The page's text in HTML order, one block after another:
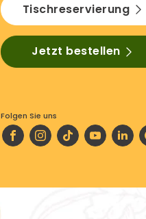
Tischreservierung
Jetzt bestellen
Folgen Sie uns